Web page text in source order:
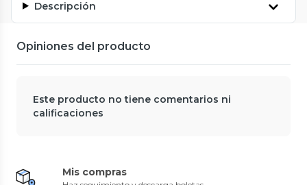
Descripción
Opiniones del producto
Este producto no tiene comentarios ni
calificaciones
Mis compras